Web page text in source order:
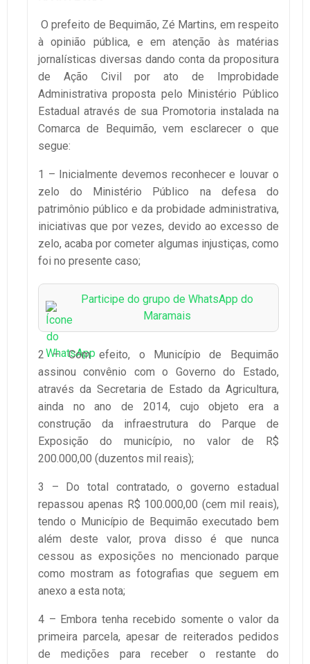
O prefeito de Bequimão, Zé Martins, em respeito
à opinião pública, e em atenção às matérias
jornalísticas diversas dando conta da propositura
de Ação Civil por ato de Improbidade
Administrativa proposta pelo Ministério Público
Estadual através de sua Promotoria instalada na
Comarca de Bequimão, vem esclarecer o que
segue:
1 – Inicialmente devemos reconhecer e louvar o
zelo do Ministério Público na defesa do
patrimônio público e da probidade administrativa,
iniciativas que por vezes, devido ao excesso de
zelo, acaba por cometer algumas injustiças, como
foi no presente caso;
Participe do grupo de WhatsApp do
Maramais
2 – Com efeito, o Município de Bequimão
assinou convênio com o Governo do Estado,
através da Secretaria de Estado da Agricultura,
ainda no ano de 2014, cujo objeto era a
construção da infraestrutura do Parque de
Exposição do município, no valor de R$
200.000,00 (duzentos mil reais);
3 – Do total contratado, o governo estadual
repassou apenas R$ 100.000,00 (cem mil reais),
tendo o Município de Bequimão executado bem
além deste valor, prova disso é que nunca
cessou as exposições no mencionado parque
como mostram as fotografias que seguem em
anexo a esta nota;
4 – Embora tenha recebido somente o valor da
primeira parcela, apesar de reiterados pedidos
de medições para receber o restante do